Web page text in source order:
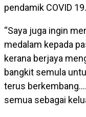
pendamik COVID 19.
“Saya juga ingin
medalam kepada
kerana berjaya
bangkit semula
terus
semua sebagai